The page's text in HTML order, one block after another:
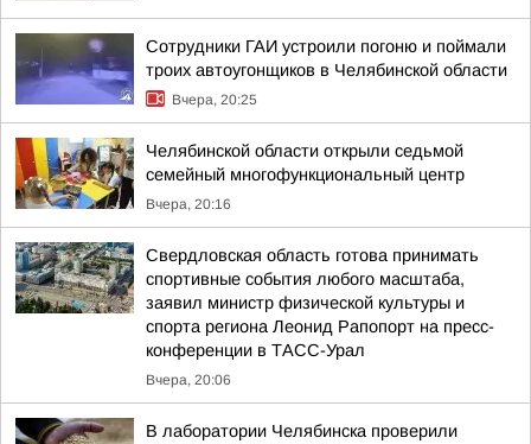
Сотрудники ГАИ устроили погоню и поймали
троих автоугонщиков в Челябинской области
Вчера, 20:25
Челябинской области открыли седьмой
семейный многофункциональный центр
Вчера, 20:16
Свердловская область готова принимать
спортивные события любого масштаба,
заявил министр физической культуры и
спорта региона Леонид Рапопорт на пресс-
конференции в ТАСС-Урал
Вчера, 20:06
В лаборатории Челябинска проверили